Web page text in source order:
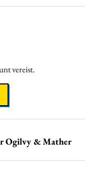
vereist.
Ogilvy & Mather